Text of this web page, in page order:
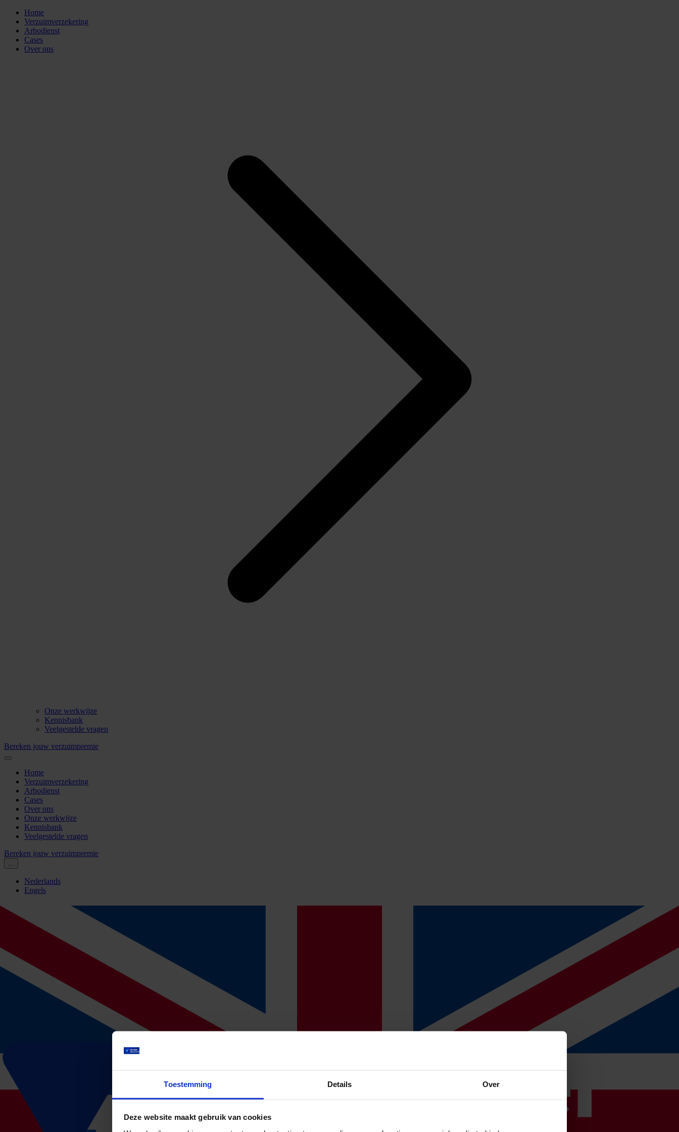
Toestemming Details Over
Deze website maakt gebruik van cookies
Home
Verzuimverzekering
Arbodienst
Cases
Over ons
Onze werkwijze
Kennisbank
Veelgestelde vragen
Bereken jouw verzuimpremie
Home
Verzuimverzekering
Arbodienst
Cases
Over ons
Onze werkwijze
Kennisbank
Veelgestelde vragen
Bereken jouw verzuimpremie
...
Nederlands
Engels
Welke verplichtingen heb ik als werkgever bij langdurig verzuim?
Bij langdurig ziekteverzuim ben je als werkgever verplicht om twee jaar lang het loon door te betalen en samen met de werknemer te werken aan re-integratie. Ook moet je voldoen aan strikte regels vanuit de
Wet verbetering poortwachter. Het niet naleven van deze verplichtingen kan leiden tot financiële sancties.
Bereken vrijblijvend jouw premie
Hoeveel medewerkers heb je?
Totale bruto loonsom per jaar
Alle verplichtingen op een rijtje
Wanneer een werknemer langdurig ziek is, rust er een flinke verantwoordelijkheid op jou als werkgever. Je bent wettelijk verplicht om een actief re-integratiebeleid te voeren, terwijl je tegelijkertijd het loon moet
blijven doorbetalen. Hieronder vind je alle verplichtingen duidelijk uitgelegd:
Loondoorbetaling: